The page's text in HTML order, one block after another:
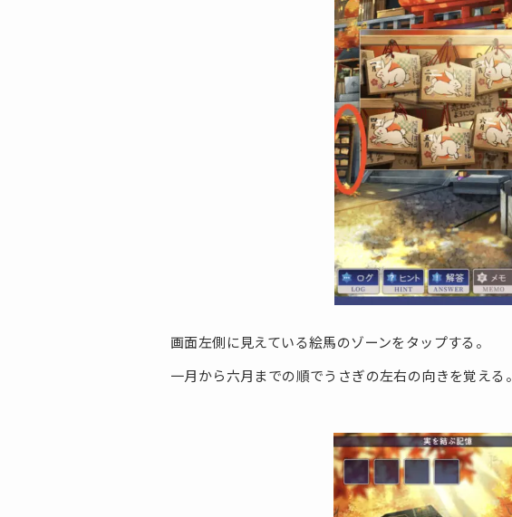
画面左側に見えている絵馬のゾーンをタップする。
一月から六月までの順でうさぎの左右の向きを覚える。